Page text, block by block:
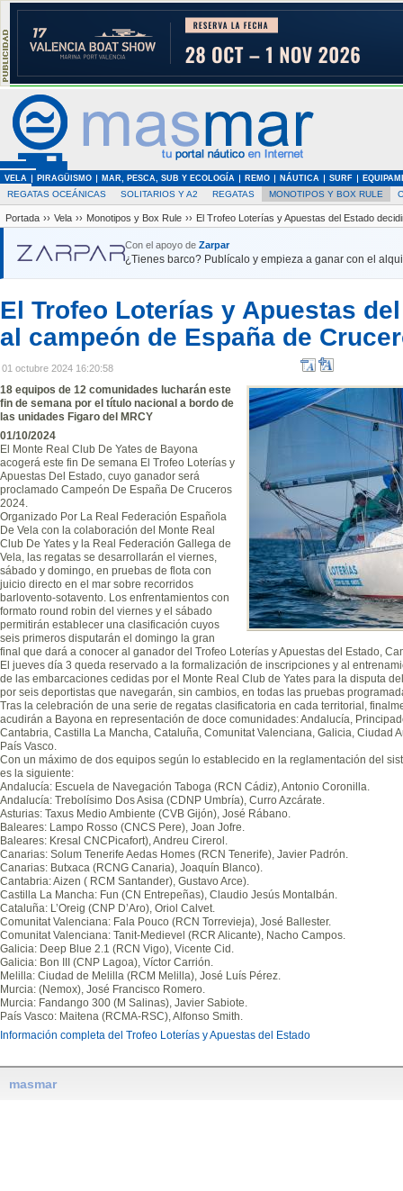
VELA PIRAGÜISMO MAR, PESCA, SUB Y ECOLOGÍA REMO NÁUTICA SURF
REGATAS OCEÁNICAS SOLITARIOS Y A2 REGATAS MONOTIPOS Y BOX RULE
Portada ›› Vela ›› Monotipos y Box Rule ›› El Trofeo Loterías y Apuestas del Estado
Con el apoyo de Zarpar
¿Tienes barco? Publícalo y empieza a ganar con el
El Trofeo Loterías y Apuestas
al campeón de España de
01 octubre 2024 16:20:58
18 equipos de 12 comunidades lucharán este
fin de semana por el título nacional a bordo de
las unidades Figaro del MRCY
01/10/2024
El Monte Real Club De Yates de Bayona
acogerá este fin De semana El Trofeo Loterías y
Apuestas Del Estado, cuyo ganador será
proclamado Campeón De España De Cruceros
2024.
Organizado Por La Real Federación Española
De Vela con la colaboración del Monte Real
Club De Yates y la Real Federación Gallega de
Vela, las regatas se desarrollarán el viernes,
sábado y domingo, en pruebas de flota con
juicio directo en el mar sobre recorridos
barlovento-sotavento. Los enfrentamientos con
formato round robin del viernes y el sábado
permitirán establecer una clasificación cuyos
seis primeros disputarán el domingo la gran
final que dará a conocer al ganador del Trofeo Loterías y Apuestas del Estado,
El jueves día 3 queda reservado a la formalización de inscripciones y al
de las embarcaciones cedidas por el Monte Real Club de Yates para la disputa
por seis deportistas que navegarán, sin cambios, en todas las pruebas
Tras la celebración de una serie de regatas clasificatoria en cada territorial,
acudirán a Bayona en representación de doce comunidades: Andalucía,
Cantabria, Castilla La Mancha, Cataluña, Comunitat Valenciana, Galicia, Ciudad
País Vasco.
Con un máximo de dos equipos según lo establecido en la reglamentación del
es la siguiente:
Andalucía: Escuela de Navegación Taboga (RCN Cádiz), Antonio Coronilla.
Andalucía: Trebolísimo Dos Asisa (CDNP Umbría), Curro Azcárate.
Asturias: Taxus Medio Ambiente (CVB Gijón), José Rábano.
Baleares: Lampo Rosso (CNCS Pere), Joan Jofre.
Baleares: Kresal CNCPicafort), Andreu Cirerol.
Canarias: Solum Tenerife Aedas Homes (RCN Tenerife), Javier Padrón.
Canarias: Butxaca (RCNG Canaria), Joaquín Blanco).
Cantabria: Aizen ( RCM Santander), Gustavo Arce).
Castilla La Mancha: Fun (CN Entrepeñas), Claudio Jesús Montalbán.
Cataluña: L’Oreig (CNP D’Aro), Oriol Calvet.
Comunitat Valenciana: Fala Pouco (RCN Torrevieja), José Ballester.
Comunitat Valenciana: Tanit-Medievel (RCR Alicante), Nacho Campos.
Galicia: Deep Blue 2.1 (RCN Vigo), Vicente Cid.
Galicia: Bon III (CNP Lagoa), Víctor Carrión.
Melilla: Ciudad de Melilla (RCM Melilla), José Luís Pérez.
Murcia: (Nemox), José Francisco Romero.
Murcia: Fandango 300 (M Salinas), Javier Sabiote.
País Vasco: Maitena (RCMA-RSC), Alfonso Smith.
Información completa del Trofeo Loterías y Apuestas del Estado
masmar